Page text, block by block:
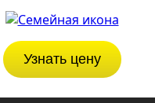
Узнать цену